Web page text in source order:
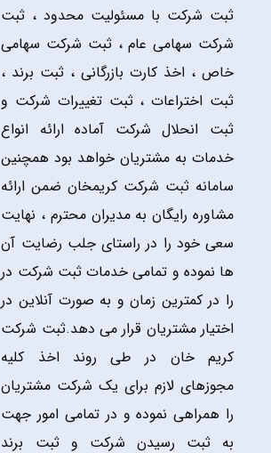
ثبت شرکت با مسئولیت محدود ، ثبت
شرکت سهامی عام ، ثبت شرکت سهامی
خاص ، اخذ کارت بازرگانی ، ثبت برند ،
ثبت اختراعات ، ثبت تغییرات شرکت و
ثبت انحلال شرکت آماده ارائه انواع
خدمات به مشتریان خواهد بود همچنین
سامانه ثبت شرکت کریمخان ضمن ارائه
مشاوره رایگان به مدیران محترم ، نهایت
سعی خود را در راستای جلب رضایت آن
ها نموده و تمامی خدمات ثبت شرکت در
را در کمترین زمان و به صورت آنلاین در
اختیار مشتریان قرار می دهد.ثبت شرکت
کریم خان در طی روند اخذ کلیه
مجوزهای لازم برای یک شرکت مشتریان
را همراهی نموده و در تمامی امور جهت
به ثبت رسیدن شرکت و ثبت برند